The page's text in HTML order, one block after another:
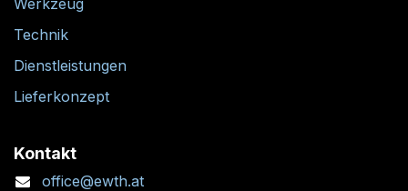
Technik
Dienstleistungen
Lieferkonzept
Kontakt
office@ewth.at